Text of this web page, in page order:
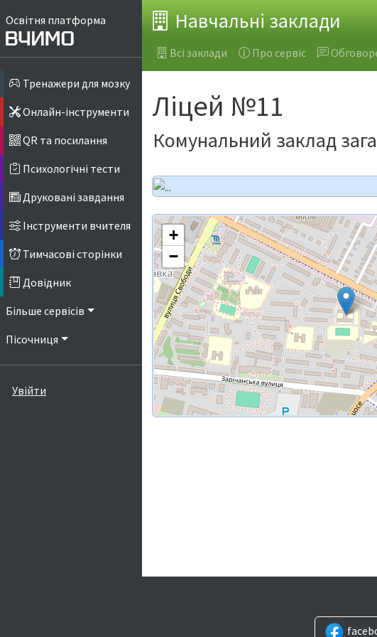
Освітня платформа
Тренажери для мозку
Онлайн-інструменти
QR та посилання
Психологічні тести
Друковані завдання
Інструменти вчителя
Тимчасові сторінки
Довідник
Більше сервісів
Пісочниця
Увійти
Навчальні заклади
Всі заклади Про сервіс
Ліцей №11
Комунальний заклад
+
−